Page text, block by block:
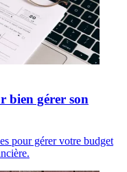
bien gérer son
pour gérer votre budget